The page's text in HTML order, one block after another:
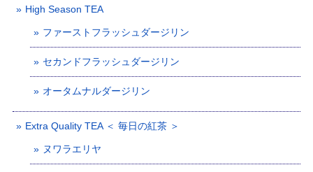
High Season TEA
ファーストフラッシュダージリン
セカンドフラッシュダージリン
オータムナルダージリン
Extra Quality TEA ＜ 毎日の紅茶 ＞
ヌワラエリヤ